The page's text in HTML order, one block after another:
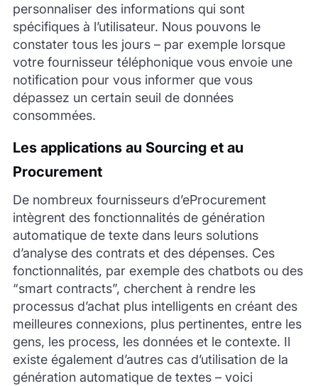
personnaliser des informations qui sont
spécifiques à l’utilisateur. Nous pouvons le
constater tous les jours – par exemple lorsque
votre fournisseur téléphonique vous envoie une
notification pour vous informer que vous
dépassez un certain seuil de données
consommées.
Les applications au Sourcing et au
Procurement
De nombreux fournisseurs d’eProcurement
intègrent des fonctionnalités de génération
automatique de texte dans leurs solutions
d’analyse des contrats et des dépenses. Ces
fonctionnalités, par exemple des chatbots ou des
“smart contracts”, cherchent à rendre les
processus d’achat plus intelligents en créant des
meilleures connexions, plus pertinentes, entre les
gens, les process, les données et le contexte. Il
existe également d’autres cas d’utilisation de la
génération automatique de textes – voici